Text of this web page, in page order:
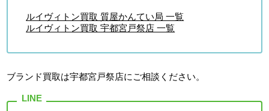
ルイヴィトン買取 質屋かんてい局 一覧
ルイヴィトン買取 宇都宮戸祭店 一覧
ブランド買取は宇都宮戸祭店にご相談ください。